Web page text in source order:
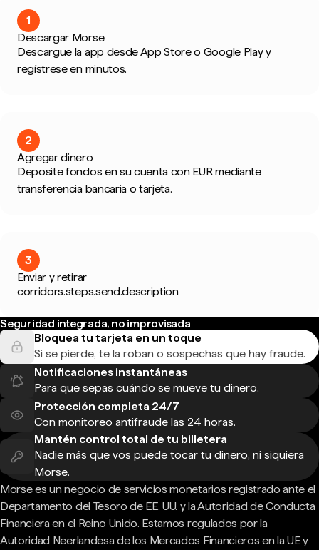
1
Descargar Morse
Descargue la app desde App Store o Google Play y
regístrese en minutos.
2
Agregar dinero
Deposite fondos en su cuenta con EUR mediante
transferencia bancaria o tarjeta.
3
Enviar y retirar
corridors.steps.send.description
Seguridad integrada, no improvisada
Bloquea tu tarjeta en un toque
Si se pierde, te la roban o sospechas que hay fraude.
Notificaciones instantáneas
Para que sepas cuándo se mueve tu dinero.
Protección completa 24/7
Con monitoreo antifraude las 24 horas.
Mantén control total de tu billetera
Nadie más que vos puede tocar tu dinero, ni siquiera
Morse.
Morse es un negocio de servicios monetarios registrado ante el
Departamento del Tesoro de EE. UU. y la Autoridad de Conducta
Financiera en el Reino Unido. Estamos regulados por la
Autoridad Neerlandesa de los Mercados Financieros en la UE y